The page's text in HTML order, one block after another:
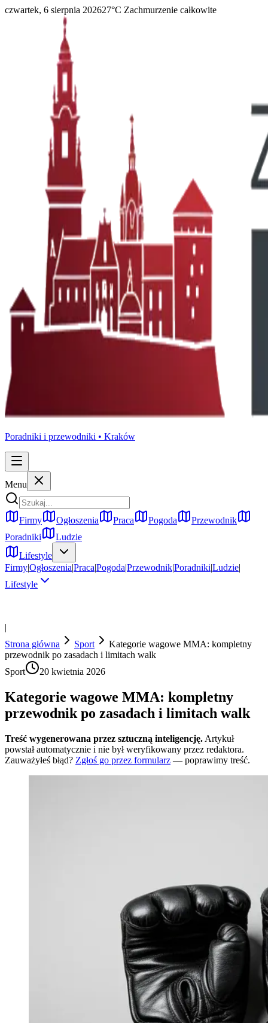
czwartek, 6 sierpnia 202627°C Zachmurzenie całkowite
Poradniki i przewodniki • Kraków
Menu
Firmy Ogłoszenia Praca Pogoda
Przewodnik
Poradniki
Ludzie
Lifestyle
Firmy|Ogłoszenia|Praca|Pogoda|Przewodnik|Poradniki|Ludzie|
Lifestyle
|
Strona główna
Sport
Kategorie wagowe MMA: kompletny
przewodnik po zasadach i limitach walk
Sport
20 kwietnia 2026
Kategorie wagowe MMA: kompletny
przewodnik po zasadach i limitach walk
Treść wygenerowana przez sztuczną inteligencję. Artykuł
powstał automatycznie i nie był weryfikowany przez redaktora.
Zauważyłeś błąd? Zgłoś go przez formularz — poprawimy treść.